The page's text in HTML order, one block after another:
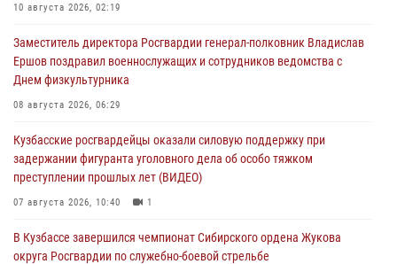
10 августа 2026, 02:19
Заместитель директора Росгвардии генерал-полковник Владислав
Ершов поздравил военнослужащих и сотрудников ведомства с
Днем физкультурника
08 августа 2026, 06:29
Кузбасские росгвардейцы оказали силовую поддержку при
задержании фигуранта уголовного дела об особо тяжком
преступлении прошлых лет (ВИДЕО)
07 августа 2026, 10:40 1
В Кузбассе завершился чемпионат Сибирского ордена Жукова
округа Росгвардии по служебно-боевой стрельбе